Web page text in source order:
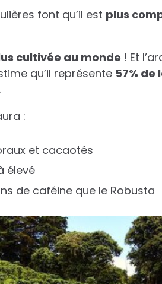
font qu’il est plus
cultivée au monde ! Et
qu’il représente 57%
:
et cacaotés
élevé
de caféine que le Robusta